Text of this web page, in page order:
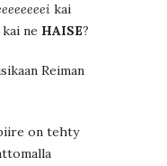
kai
ne HAISE?
Reiman
on tehty